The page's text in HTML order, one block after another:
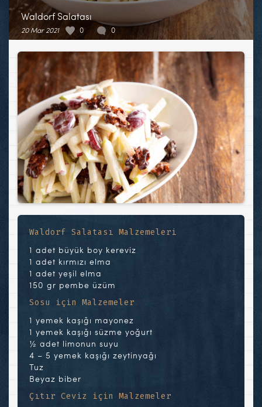
Waldorf Salatası
20 Mar 2021 0 0
Waldorf Salatası Malzemeleri
1 adet büyük boy kereviz
1 adet kırmızı elma
1 adet yeşil elma
150 gr pembe üzüm
Sosu için Malzemeler
1 yemek kaşığı mayonez
1 yemek kaşığı süzme yoğurt
½ adet limonun suyu
4 – 5 yemek kaşığı zeytinyağı
Tuz
Beyaz biber
Çıtır Ceviz için Malzemeler